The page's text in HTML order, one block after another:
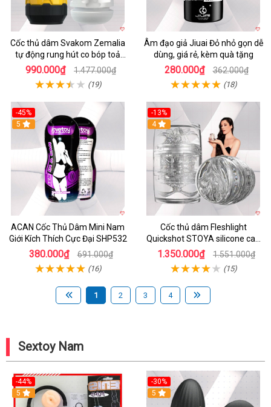
Cốc thủ dâm Svakom Zemalia
tự động rung hút co bóp toả
nhiệt
990.000₫ 1.477.000₫
(19)
Âm đạo giả Jiuai Đỏ nhỏ gọn dễ
dùng, giá rẻ, kèm quà tặng
280.000₫ 362.000₫
(18)
-45%
5
ACAN Cốc Thủ Dâm Mini Nam
Giới Kích Thích Cực Đại SHP532
380.000₫ 691.000₫
(16)
-13%
4
Cốc thủ dâm Fleshlight
Quickshot STOYA silicone cao
cấp chính hãng mua ngay
1.350.000₫ 1.551.000₫
(15)
1 2 3 4
Sextoy Nam
-44%
5
-30%
5